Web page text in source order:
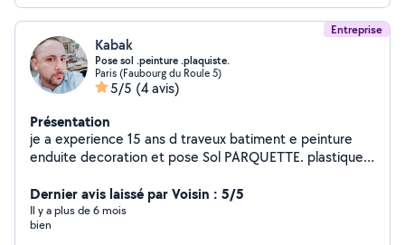
Entreprise
Kabak
Pose sol .peinture .plaquiste.
Paris (Faubourg du Roule 5)
5/5 (4 avis)
Présentation
je a experience 15 ans d traveux batiment e peinture
enduite decoration et pose Sol PARQUETTE. plastique
Dernier avis laissé par Voisin : 5/5
Il y a plus de 6 mois
bien